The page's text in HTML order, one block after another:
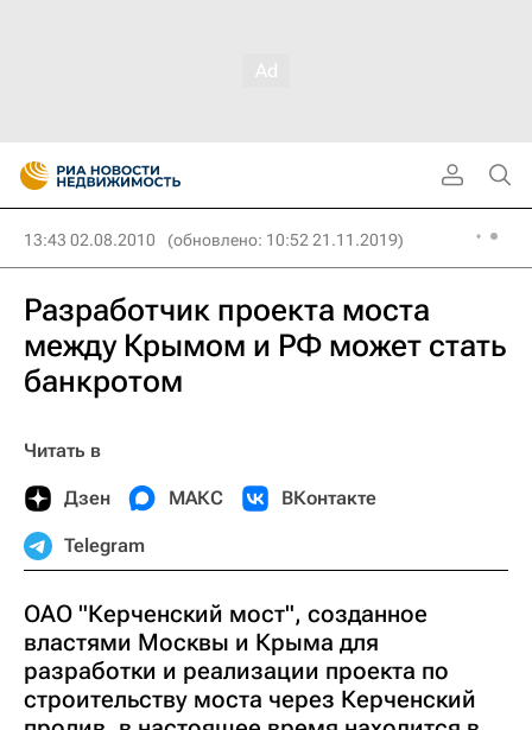
13:43 02.08.2010 (обновлено: 10:52 21.11.2019)
Разработчик проекта моста
между Крымом и РФ может стать
банкротом
Читать в
Дзен МАКС ВКонтакте
Telegram
ОАО "Керченский мост", созданное
властями Москвы и Крыма для
разработки и реализации проекта по
строительству моста через Керченский